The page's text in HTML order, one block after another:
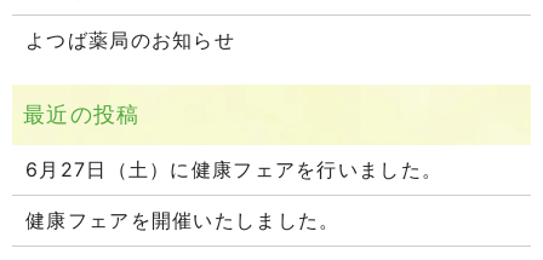
よつば薬局のお知らせ
6月27日（土）に健康フェアを行いました。
健康フェアを開催いたしました。